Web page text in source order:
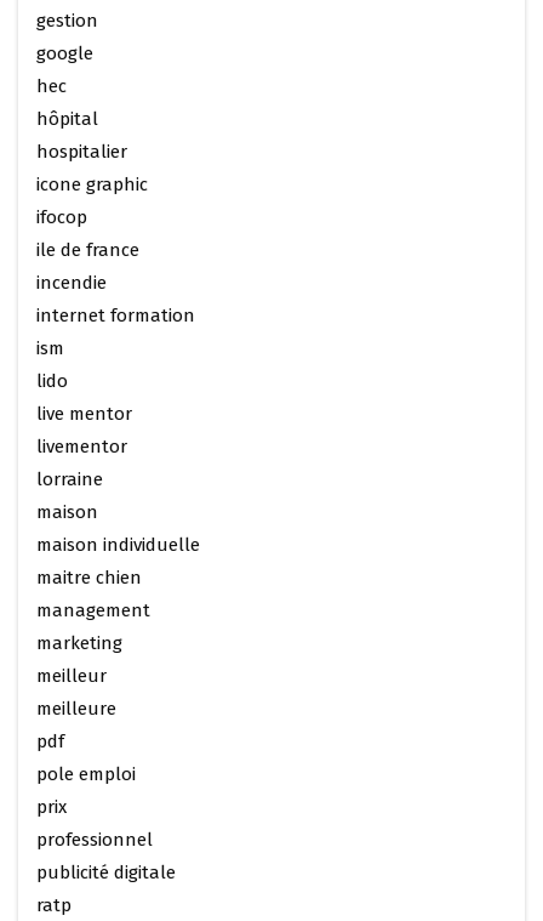
gestion
google
hec
hôpital
hospitalier
icone graphic
ifocop
ile de france
incendie
internet formation
ism
lido
live mentor
livementor
lorraine
maison
maison individuelle
maitre chien
management
marketing
meilleur
meilleure
pdf
pole emploi
prix
professionnel
publicité digitale
ratp